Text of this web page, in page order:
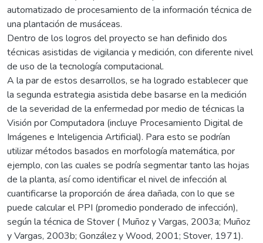
automatizado de procesamiento de la información técnica de
una plantación de musáceas.
Dentro de los logros del proyecto se han definido dos
técnicas asistidas de vigilancia y medición, con diferente nivel
de uso de la tecnología computacional.
A la par de estos desarrollos, se ha logrado establecer que
la segunda estrategia asistida debe basarse en la medición
de la severidad de la enfermedad por medio de técnicas la
Visión por Computadora (incluye Procesamiento Digital de
Imágenes e Inteligencia Artificial). Para esto se podrían
utilizar métodos basados en morfología matemática, por
ejemplo, con las cuales se podría segmentar tanto las hojas
de la planta, así como identificar el nivel de infección al
cuantificarse la proporción de área dañada, con lo que se
puede calcular el PPI (promedio ponderado de infección),
según la técnica de Stover ( Muñoz y Vargas, 2003a; Muñoz
y Vargas, 2003b; González y Wood, 2001; Stover, 1971).